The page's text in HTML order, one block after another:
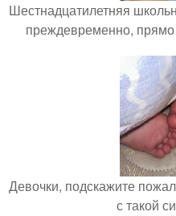
Шестнадцатилетняя
преждевременно,
Девочки, подскажите
с такой